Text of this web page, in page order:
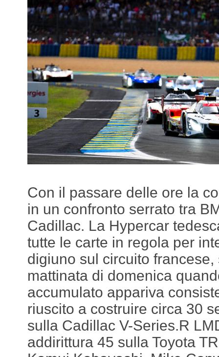
Con il passare delle ore la
in un confronto serrato tra
Cadillac. La Hypercar
tutte le carte in regola per
digiuno sul circuito
mattinata di domenica
accumulato appariva
riuscito a costruire circa 30
sulla Cadillac V-Series.R
addirittura 45 sulla Toyota